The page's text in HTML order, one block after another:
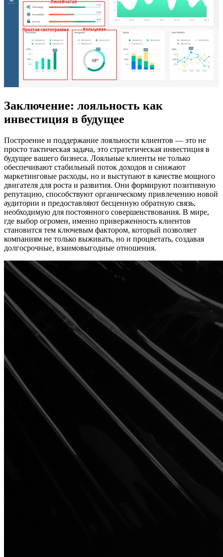
Заключение: лояльность как
инвестиция в будущее
Построение и поддержание лояльности клиентов — это не
просто тактическая задача, это стратегическая инвестиция в
будущее вашего бизнеса. Лояльные клиенты не только
обеспечивают стабильный поток доходов и снижают
маркетинговые расходы, но и выступают в качестве мощного
двигателя для роста и развития. Они формируют позитивную
репутацию, способствуют органическому привлечению новой
аудитории и предоставляют бесценную обратную связь,
необходимую для постоянного совершенствования. В мире,
где выбор огромен, именно приверженность клиентов
становится тем ключевым фактором, который позволяет
компаниям не только выживать, но и процветать, создавая
долгосрочные, взаимовыгодные отношения.